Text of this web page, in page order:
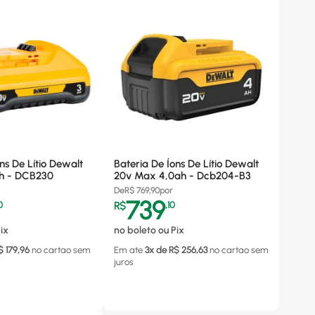
De Lítio Dewalt
- DCB230
179,96 no cartao sem
Bateria De Íons De Lítio Dewalt
20v Max 4,0ah - Dcb204-B3
DeR$ 769,90por
R$739,10
no boleto ou Pix
Em ate 3x de R$ 256,63 no cartao sem
juros